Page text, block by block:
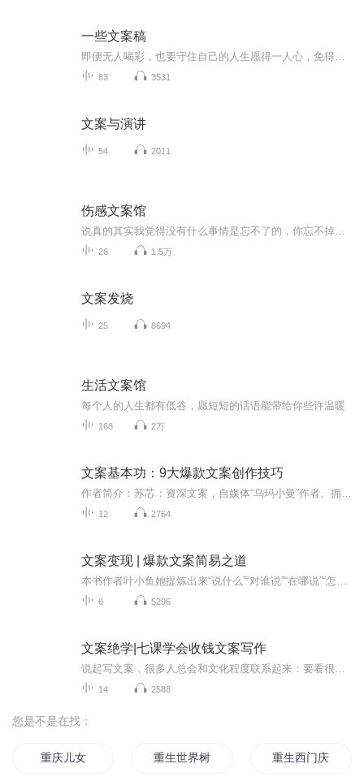
一些文案稿
83 3531
文案与演讲
54 2011
伤感文案馆
26 1.5万
文案发烧
25 8694
生活文案馆
每个人的人生都有低谷，愿短短的话语能带给你些许温暖
168 2万
文案基本功：9大爆款文案创作技巧
12 2764
文案变现 | 爆款文案简易之道
6 5296
文案绝学|七课学会收钱文案写作
14 2588
您是不是在找：
重庆儿女 重生世界树 重生西门庆